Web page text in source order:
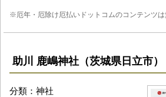
※厄年・厄除け厄払いドットコムのコンテンツは
助川 鹿嶋神社（茨城県日立市）
分類：神社